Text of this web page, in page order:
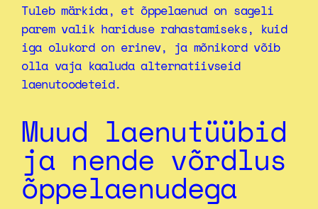
Tuleb märkida, et õppelaenud on sageli
parem valik hariduse rahastamiseks, kuid
iga olukord on erinev, ja mõnikord võib
olla vaja kaaluda alternatiivseid
laenutoodeteid.
Muud laenutüübid
ja nende võrdlus
õppelaenudega